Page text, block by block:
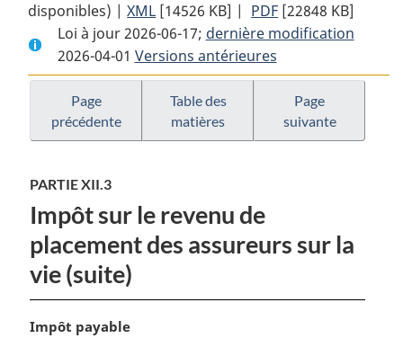
complet
:
Loi
de
l’impôt
sur
le
disponibles) |XML Texte
complet
:
Loi
de
l’impôt
sur
[14526 KB] | PDF Texte
complet
Loi
de
l’impôt
sur
[22848 KB]
Loi à jour 2026-06-17; dernière modification
2026-04-01 Versions antérieures
Page
précédente
Table des
matières
Page
suivante
PARTIE XII.3
Impôt sur le revenu de
placement des assureurs sur la
vie (suite)
N
Impôt payable